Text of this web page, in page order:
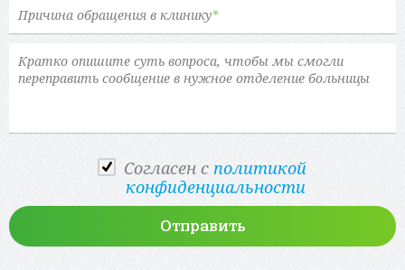
Причина обращения в клинику*
Cогласен с политикой
конфиденциальности